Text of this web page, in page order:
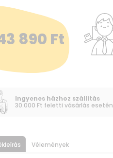
890 Ft
Ingyenes házhoz szállítás
30.000 Ft feletti vásárlás esetén
Vélemények